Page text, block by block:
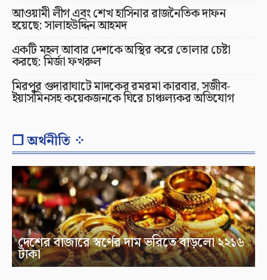
আওয়ামী লীগ এবং শেখ হাসিনার রাজনৈতিক দাফন
হয়েছে: সালাহউদ্দিন আহমদ
একটি মহল আবার দেশকে অস্থির করে তোলার চেষ্টা
করছে: মির্জা ফখরুল
মিরপুর গুদারাঘাটে মাদকের রমরমা কারবার, সজীব-
ইয়াসমিনসহ কয়েকজনকে ঘিরে চাঞ্চল্যকর অভিযোগ
❐ অর্থনীতি ⁘
দেশের বাজারে স্বর্ণের দাম ভরিতে বাড়লো ২২১৬
টাকা